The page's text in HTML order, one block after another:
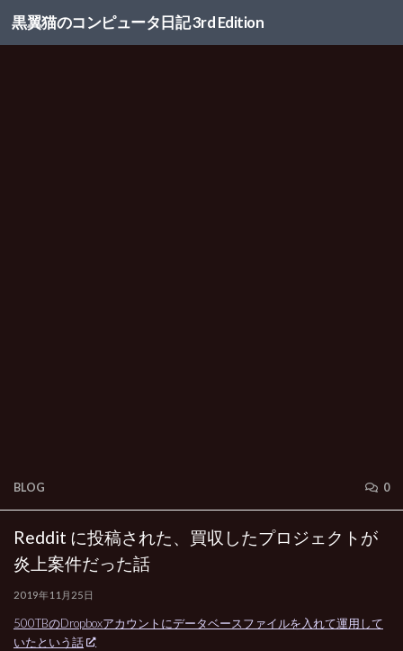
コンテンツへスキップ
黒翼猫のコンピュータ日記 3rd Edition
BLOG 0
Reddit に投稿された、買収したプロジェクトが
炎上案件だった話
2019年11月25日
500TBのDropboxアカウントにデータベースファイルを入れて運用して
いたという話